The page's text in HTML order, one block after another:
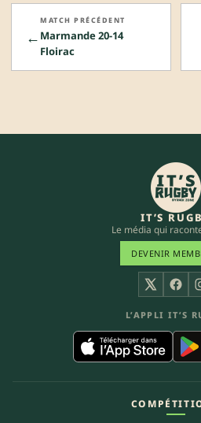
←
MATCH PRÉCÉDENT
Marmande 20-14
Floirac
IT’S
Le média qui
DEVENIR
X
L’APPLI IT’S